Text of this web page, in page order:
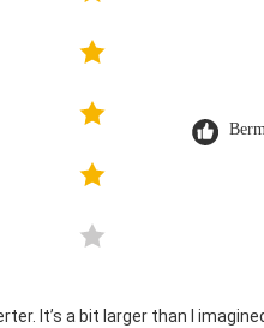
It’s a bit larger than I